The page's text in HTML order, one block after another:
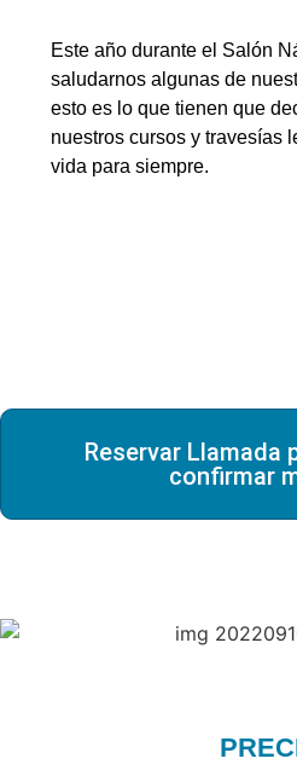
Este año durante el Salón
saludarnos algunas de
esto es lo que tienen que
nuestros cursos y travesías
vida para siempre.
Reservar Llamada
confirmar